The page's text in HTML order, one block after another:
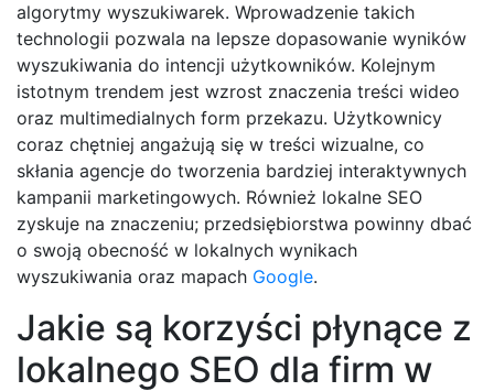
algorytmy wyszukiwarek. Wprowadzenie takich
technologii pozwala na lepsze dopasowanie wyników
wyszukiwania do intencji użytkowników. Kolejnym
istotnym trendem jest wzrost znaczenia treści wideo
oraz multimedialnych form przekazu. Użytkownicy
coraz chętniej angażują się w treści wizualne, co
skłania agencje do tworzenia bardziej interaktywnych
kampanii marketingowych. Również lokalne SEO
zyskuje na znaczeniu; przedsiębiorstwa powinny dbać
o swoją obecność w lokalnych wynikach
wyszukiwania oraz mapach Google.
Jakie są korzyści płynące z
lokalnego SEO dla firm w